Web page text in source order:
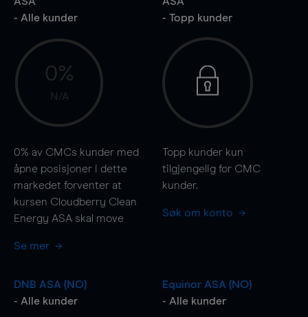
- Alle kunder
0%
N/A
0% av CMCs kunder med
åpne posisjoner i dette
markedet forventer at
kursen Cloudberry Clean
Energy ASA skal move
Se mer
- Topp kunder
Topp kunder kun
tilgjengelig for CMC
kunder.
Søk om konto
DNB ASA (NO)
- Alle kunder
Equinor ASA (NO)
- Alle kunder